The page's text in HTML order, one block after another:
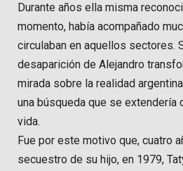
Durante años ella misma
momento, había acompañado
circulaban en aquellos sectores.
desaparición de Alejandro
mirada sobre la realidad
una búsqueda que se extendería
vida.
Fue por este motivo que, cuatro
secuestro de su hijo, en 1979,